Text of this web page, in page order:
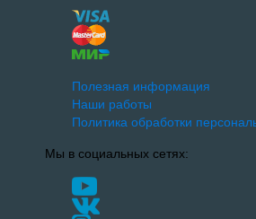
Полезная информация
Наши работы
Политика обработки
Мы в социальных сетях: